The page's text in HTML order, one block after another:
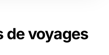
de voyages